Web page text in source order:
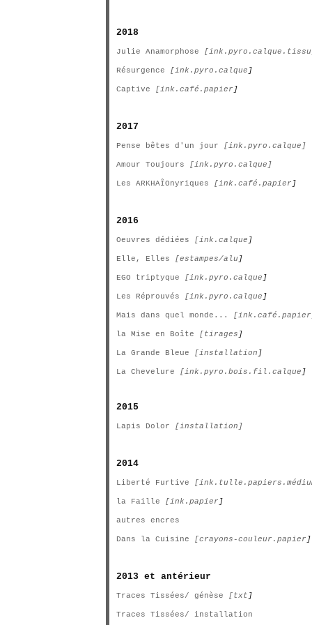
2018
Julie Anamorphose
Résurgence [ink.pyro.calque ]
Captive [ink.café.papier ]
2017
Pense bêtes d'un jour [ink.pyro.calque]
Amour Toujours [ink.pyro.calque]
Les ARKHAÎOnyriques [ink.café.papier ]
2016
Oeuvres dédiées [ink.calque ]
Elle, Elles [estampes/alu ]
EGO triptyque [ink.pyro.calque ]
Les Réprouvés [ink.pyro.calque ]
Mais dans quel monde...
la Mise en Boîte [tirages ]
La Grande Bleue [installation ]
La Chevelure [ink.pyro.bois.fil.calque ]
2015
Lapis Dolor [installation]
2014
Liberté Furtive
la Faille [ink.papier ]
autres encres
Dans la Cuisine [crayons-couleur.papier ]
2013 et antérieur
Traces Tissées/ génèse [txt ]
Traces Tissées/ installation